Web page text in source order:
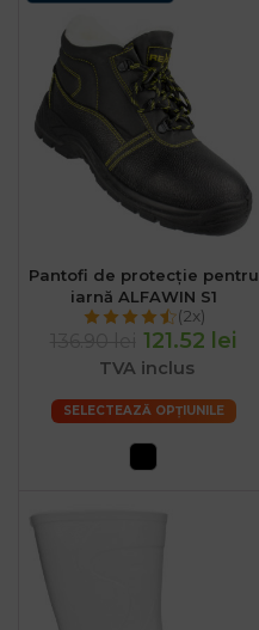
Pantofi de protecție pentru
iarnă ALFAWIN S1
(2x)
121.52 lei
TVA inclus
SELECTEAZĂ OPȚIUNILE